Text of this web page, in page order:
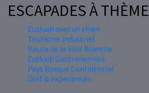
ESCAPADES À THÈME
Euskadi avec un chien
Tourisme industriel
Route de la Ville Blanche
Euskadi Gastronomika
Pays Basque Confidential
Golf & experiences